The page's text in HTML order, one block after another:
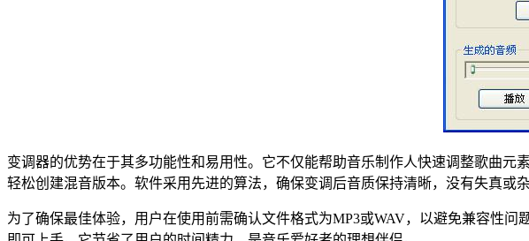
变调器的优势在于其多功能性和易用性。它不仅能帮助音乐制作人快速调整歌曲
轻松创建混音版本。软件采用先进的算法，确保变调后音质保持清晰，没有失真或
为了确保最佳体验，用户在使用前需确认文件格式为MP3或WAV，以避免兼容性